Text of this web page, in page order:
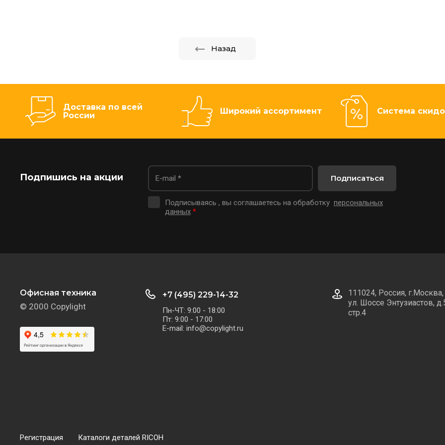
Назад
Доставка по всей
России
Широкий ассортимент Система
Подпишись на акции
Подписываясь , вы соглашаетесь на обработку персональных
данных *
Подписаться
Офисная техника
© 2000 Copylight
+7 (495) 229-14-32
Пн-ЧТ: 9:00 - 18:00
Пт: 9:00 - 17:00
E-mail: info@copylight.ru
111024, Россия, г.Москва,
ул. Шоссе Энтузиастов,
стр.4
Регистрация Каталоги деталей RICOH